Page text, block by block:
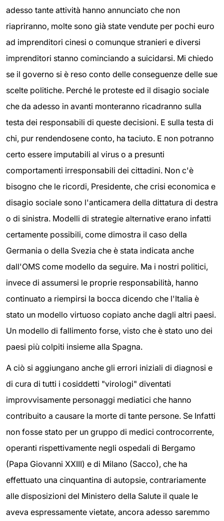
adesso tante attività hanno annunciato che non
riapriranno, molte sono già state vendute per pochi euro
ad imprenditori cinesi o comunque stranieri e diversi
imprenditori stanno cominciando a suicidarsi. Mi chiedo
se il governo si è reso conto delle conseguenze delle sue
scelte politiche. Perché le proteste ed il disagio sociale
che da adesso in avanti monteranno ricadranno sulla
testa dei responsabili di queste decisioni. E sulla testa di
chi, pur rendendosene conto, ha taciuto. E non potranno
certo essere imputabili al virus o a presunti
comportamenti irresponsabili dei cittadini. Non c'è
bisogno che le ricordi, Presidente, che crisi economica e
disagio sociale sono l'anticamera della dittatura di destra
o di sinistra. Modelli di strategie alternative erano infatti
certamente possibili, come dimostra il caso della
Germania o della Svezia che è stata indicata anche
dall'OMS come modello da seguire. Ma i nostri politici,
invece di assumersi le proprie responsabilità, hanno
continuato a riempirsi la bocca dicendo che l'Italia è
stato un modello virtuoso copiato anche dagli altri paesi.
Un modello di fallimento forse, visto che è stato uno dei
paesi più colpiti insieme alla Spagna.
A ciò si aggiungano anche gli errori iniziali di diagnosi e
di cura di tutti i cosiddetti "virologi" diventati
improvvisamente personaggi mediatici che hanno
contribuito a causare la morte di tante persone. Se Infatti
non fosse stato per un gruppo di medici controcorrente,
operanti rispettivamente negli ospedali di Bergamo
(Papa Giovanni XXIII) e di Milano (Sacco), che ha
effettuato una cinquantina di autopsie, contrariamente
alle disposizioni del Ministero della Salute il quale le
aveva espressamente vietate, ancora adesso saremmo